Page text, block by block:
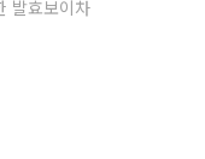
발효보이차